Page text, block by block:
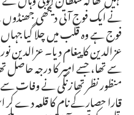
نے ایک فوج آتی دیکھی جھنڈوں سے
فوج ہے وہ قلب میں چلا گیا
عزالدین کا پیغام دیا۔
سے تھا، جسے امیر کا درجہ حاصل
منظور نظر تھا زنگی نے
قارا حصار کے نام کا قلعہ دے کر